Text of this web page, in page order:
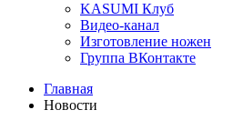
KASUMI Клуб
Видео-канал
Изготовление ножен
Группа ВКонтакте
Главная
Новости